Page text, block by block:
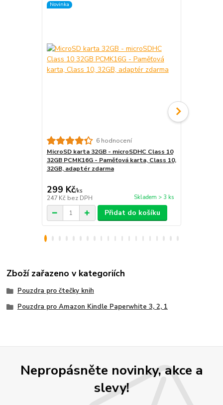
Novinka
6 hodnocení
MicroSD karta 32GB - microSDHC Class 10
32GB PCMK16G - Paměťová karta, Class 10,
32GB, adaptér zdarma
299 Kč/ks
247 Kč bez DPH Skladem > 3 ks
Přidat do košíku
Zboží zařazeno v kategoriích
Pouzdra pro čtečky knih
Pouzdra pro Amazon Kindle Paperwhite 3, 2, 1
Nepropásněte novinky, akce a
slevy!